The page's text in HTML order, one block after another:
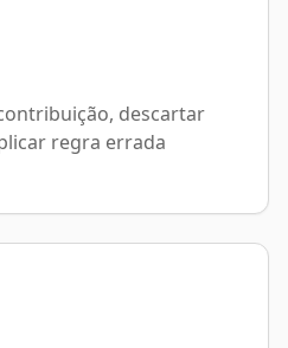
descartar
regra errada